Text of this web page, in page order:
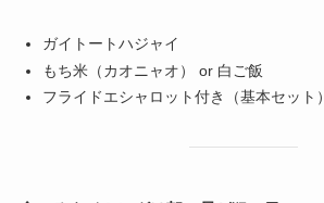
ガイトートハジャイ
もち米（カオニャオ） or 白ご飯
フライドエシャロット付き（基本セット）